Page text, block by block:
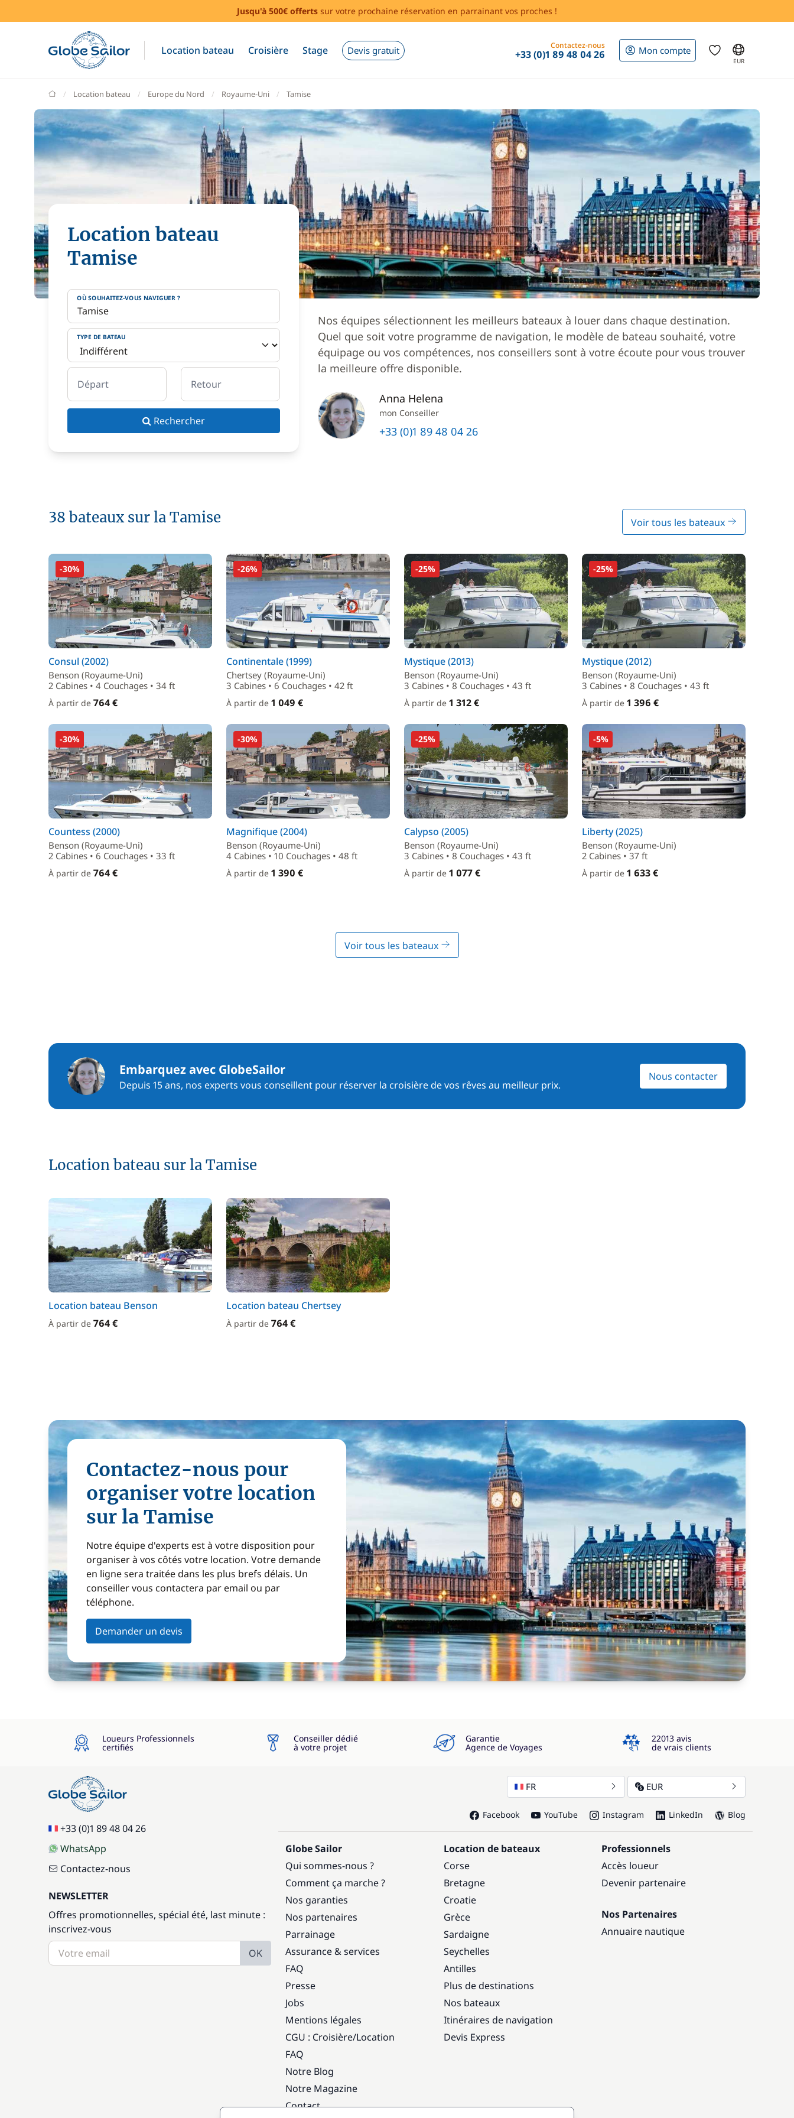
Jusqu'à 500€ offerts sur votre prochaine réservation en parrainant vos proches !
Location bateau Croisière Stage Devis gratuit Contactez-nous
+33 (0)1 89 48 04 26 Mon compte
EUR
GlobeSailor
Location bateau Europe du Nord Royaume-Uni Tamise
Location bateau
Tamise
OÙ SOUHAITEZ-VOUS NAVIGUER ?
TYPE DE BATEAU
Départ Retour
Rechercher
Nos équipes sélectionnent les meilleurs bateaux à louer dans chaque destination.
Quel que soit votre programme de navigation, le modèle de bateau souhaité, votre
équipage ou vos compétences, nos conseillers sont à votre écoute pour vous trouver
la meilleure offre disponible.
Anna Helena
mon Conseiller
+33 (0)1 89 48 04 26
38 bateaux sur la Tamise Voir tous les bateaux
-30%
Consul (2002)
Benson (Royaume-Uni)
2 Cabines • 4 Couchages • 34 ft
À partir de 764 €
-26%
Continentale (1999)
Chertsey (Royaume-Uni)
3 Cabines • 6 Couchages • 42 ft
À partir de 1 049 €
-25%
Mystique (2013)
Benson (Royaume-Uni)
3 Cabines • 8 Couchages • 43 ft
À partir de 1 312 €
-25%
Mystique (2012)
Benson (Royaume-Uni)
3 Cabines • 8 Couchages • 43 ft
À partir de 1 396 €
-30%
Countess (2000)
Benson (Royaume-Uni)
2 Cabines • 6 Couchages • 33 ft
À partir de 764 €
-30%
Magnifique (2004)
Benson (Royaume-Uni)
4 Cabines • 10 Couchages • 48 ft
À partir de 1 390 €
-25%
Calypso (2005)
Benson (Royaume-Uni)
3 Cabines • 8 Couchages • 43 ft
À partir de 1 077 €
-5%
Liberty (2025)
Benson (Royaume-Uni)
2 Cabines • 37 ft
À partir de 1 633 €
Voir tous les bateaux
Embarquez avec GlobeSailor
Depuis 15 ans, nos experts vous conseillent pour réserver la croisière de vos rêves au meilleur prix.
Nous contacter
Location bateau sur la Tamise
Location bateau Benson
À partir de 764 €
Location bateau Chertsey
À partir de 764 €
Contactez-nous pour
organiser votre location
sur la Tamise
Notre équipe d'experts est à votre disposition pour
organiser à vos côtés votre location. Votre demande
en ligne sera traitée dans les plus brefs délais. Un
conseiller vous contactera par email ou par
téléphone.
Demander un devis
Loueurs Professionnels
certifiés
Conseiller dédié
à votre projet
Garantie
Agence de Voyages
4.3
22013 avis
de vrais clients
+33 (0)1 89 48 04 26
WhatsApp
Contactez-nous
NEWSLETTER
Offres promotionnelles, spécial été, last minute :
inscrivez-vous
OK
FR EUR
Facebook YouTube Instagram LinkedIn Blog
Globe Sailor
Qui sommes-nous ?
Comment ça marche ?
Nos garanties
Nos partenaires
Parrainage
Assurance & services
FAQ
Presse
Jobs
Mentions légales
CGU : Croisière/Location
FAQ
Notre Blog
Notre Magazine
Contact
Location de bateaux
Corse
Bretagne
Croatie
Grèce
Sardaigne
Seychelles
Antilles
Plus de destinations
Nos bateaux
Itinéraires de navigation
Devis Express
Professionnels
Accès loueur
Devenir partenaire
Nos Partenaires
Annuaire nautique